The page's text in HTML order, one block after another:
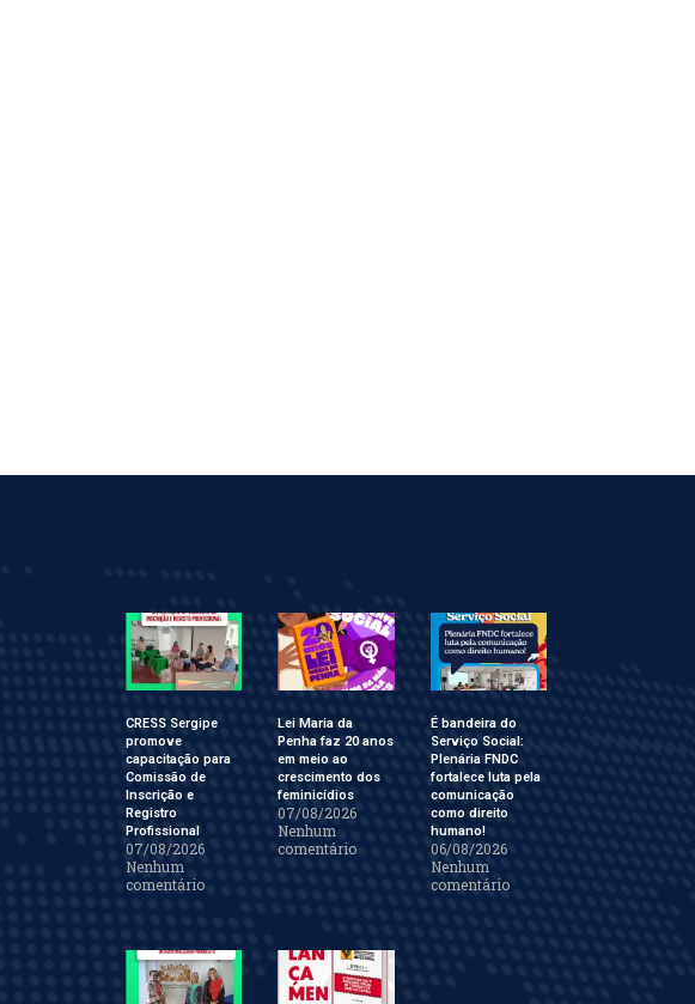
CRESS Sergipe
promove
capacitação para
Comissão de
Inscrição e
Registro
Profissional
07/08/2026
Nenhum
comentário
Lei Maria da
Penha faz 20 anos
em meio ao
crescimento dos
feminicídios
07/08/2026
Nenhum
comentário
É bandeira do
Serviço Social:
Plenária FNDC
fortalece luta pela
comunicação
como direito
humano!
06/08/2026
Nenhum
comentário